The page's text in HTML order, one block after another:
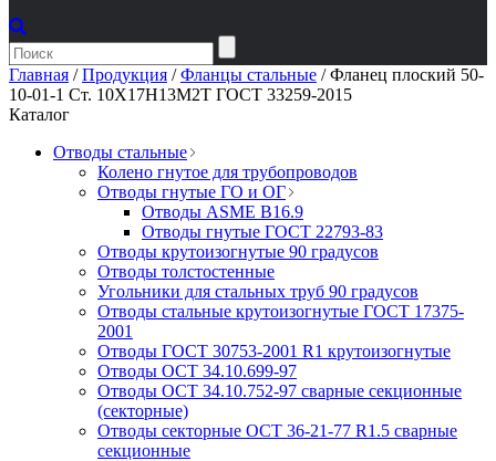
Главная /Продукция /Фланцы стальные /Фланец плоский 50-
10-01-1 Ст. 10Х17Н13М2Т ГОСТ 33259-2015
Каталог
Отводы стальные
Колено гнутое для трубопроводов
Отводы гнутые ГО и ОГ
Отводы ASME B16.9
Отводы гнутые ГОСТ 22793-83
Отводы крутоизогнутые 90 градусов
Отводы толстостенные
Угольники для стальных труб 90 градусов
Отводы стальные крутоизогнутые ГОСТ 17375-
2001
Отводы ГОСТ 30753-2001 R1 крутоизогнутые
Отводы ОСТ 34.10.699-97
Отводы ОСТ 34.10.752-97 сварные секционные
(секторные)
Отводы секторные ОСТ 36-21-77 R1.5 сварные
секционные